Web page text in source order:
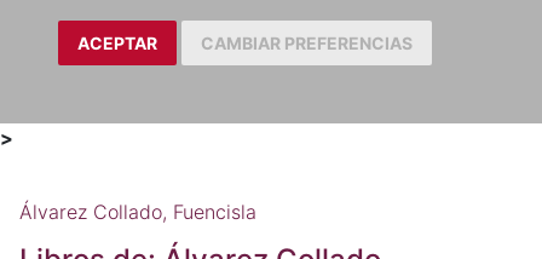
ACEPTAR CAMBIAR PREFERENCIAS
>
Álvarez Collado, Fuencisla